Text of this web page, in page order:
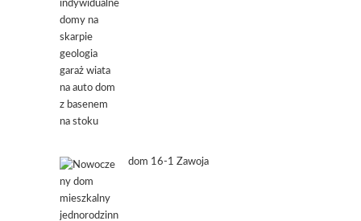
dom 16-1 Zawoja